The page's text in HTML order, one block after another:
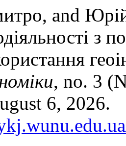
and
з
, no. 3
6, 2026.